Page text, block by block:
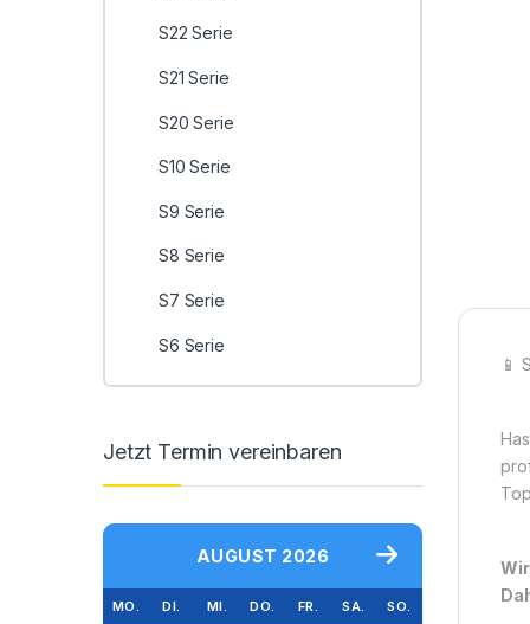
📱
S22 Serie
S21 Serie
S20 Serie
S10 Serie
S9 Serie
S8 Serie
S7 Serie
S6 Serie
Jetzt Termin vereinbaren
AUGUST 2026
MO. DI. MI. DO. FR. SA. SO.